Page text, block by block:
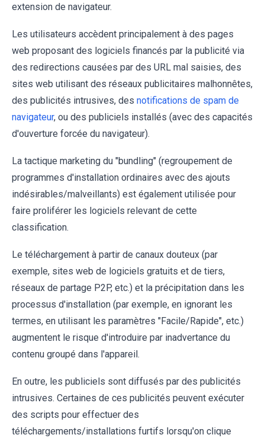
extension de navigateur.
Les utilisateurs accèdent principalement à des pages
web proposant des logiciels financés par la publicité via
des redirections causées par des URL mal saisies, des
sites web utilisant des réseaux publicitaires malhonnêtes,
des publicités intrusives, des notifications de spam de
navigateur, ou des publiciels installés (avec des capacités
d'ouverture forcée du navigateur).
La tactique marketing du "bundling" (regroupement de
programmes d'installation ordinaires avec des ajouts
indésirables/malveillants) est également utilisée pour
faire proliférer les logiciels relevant de cette
classification.
Le téléchargement à partir de canaux douteux (par
exemple, sites web de logiciels gratuits et de tiers,
réseaux de partage P2P, etc.) et la précipitation dans les
processus d'installation (par exemple, en ignorant les
termes, en utilisant les paramètres "Facile/Rapide", etc.)
augmentent le risque d'introduire par inadvertance du
contenu groupé dans l'appareil.
En outre, les publiciels sont diffusés par des publicités
intrusives. Certaines de ces publicités peuvent exécuter
des scripts pour effectuer des
téléchargements/installations furtifs lorsqu'on clique